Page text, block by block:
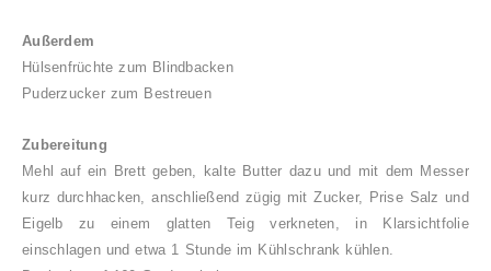
Außerdem
Hülsenfrüchte zum Blindbacken
Puderzucker zum Bestreuen
Zubereitung
Mehl auf ein Brett geben, kalte Butter dazu und mit dem Messer
kurz durchhacken, anschließend zügig mit Zucker, Prise Salz und
Eigelb zu einem glatten Teig verkneten, in Klarsichtfolie
einschlagen und etwa 1 Stunde im Kühlschrank kühlen.